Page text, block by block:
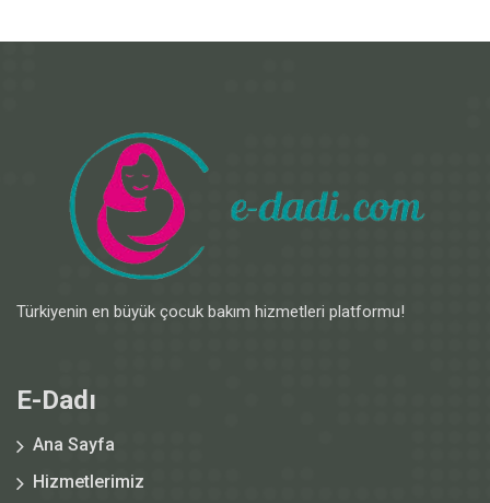
Türkiyenin en büyük çocuk bakım hizmetleri platformu!
E-Dadı
Ana Sayfa
Hizmetlerimiz